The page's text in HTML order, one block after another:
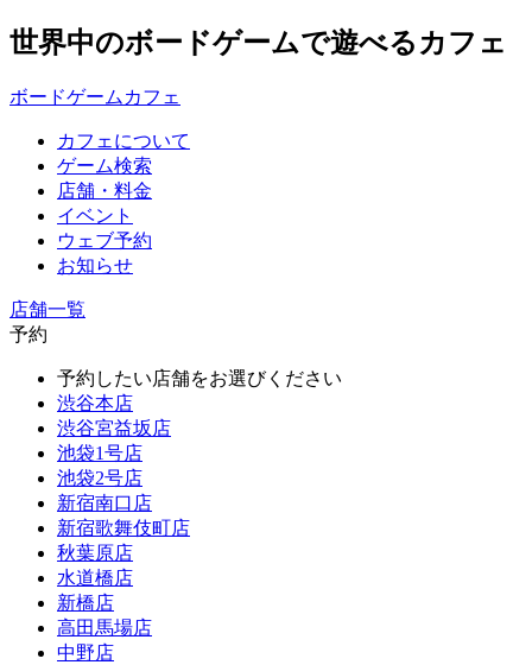
世界中のボードゲームで遊べるカフェ
ボードゲームカフェ
カフェについて
ゲーム検索
店舗・料金
イベント
ウェブ予約
お知らせ
店舗一覧
予約
予約したい店舗をお選びください
渋谷本店
渋谷宮益坂店
池袋1号店
池袋2号店
新宿南口店
新宿歌舞伎町店
秋葉原店
水道橋店
新橋店
高田馬場店
中野店